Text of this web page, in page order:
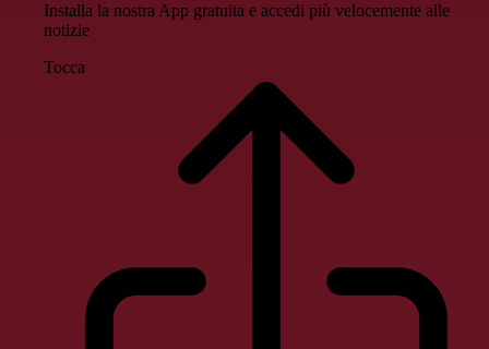
Installa la nostra App gratuita e accedi più velocemente alle
notizie
Tocca